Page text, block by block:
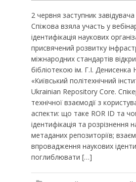
2 червня заступник
Спіжова взяла участь у
ідентифікація наукових
присвячений розвитку
міжнародних стандартів
бібліотекою ім. Г.І. Денисенка
«Київський політехнічний
Ukrainian Repository Core.
технічної взаємодії з
аспекти: що таке ROR ID та
ідентифікація та розрізнення
метаданих репозиторіїв;
впровадження наукових
поглиблювати […]